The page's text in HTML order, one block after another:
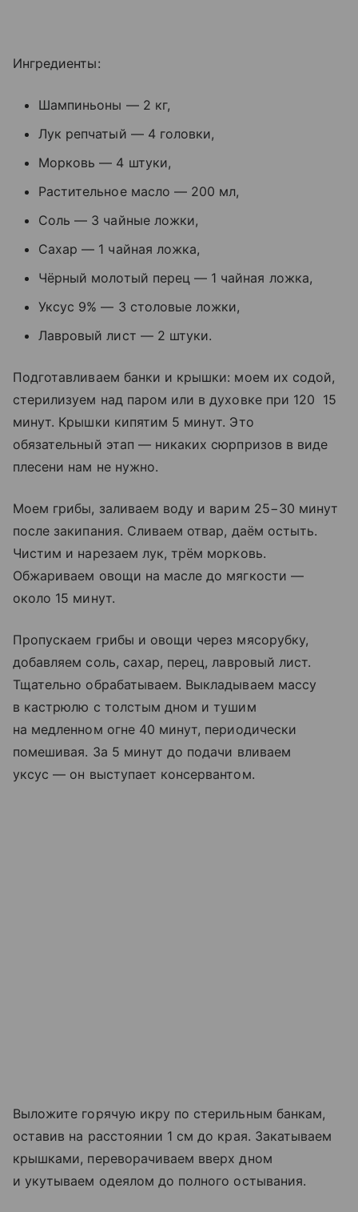
Ингредиенты:
Шампиньоны — 2 кг,
Лук репчатый — 4 головки,
Морковь — 4 штуки,
Растительное масло — 200 мл,
Соль — 3 чайные ложки,
Сахар — 1 чайная ложка,
Чёрный молотый перец — 1 чайная ложка,
Уксус 9% — 3 столовые ложки,
Лавровый лист — 2 штуки.
Подготавливаем банки и крышки: моем их содой,
стерилизуем над паром или в духовке при 120 15
минут. Крышки кипятим 5 минут. Это
обязательный этап — никаких сюрпризов в виде
плесени нам не нужно.
Моем грибы, заливаем воду и варим 25−30 минут
после закипания. Сливаем отвар, даём остыть.
Чистим и нарезаем лук, трём морковь.
Обжариваем овощи на масле до мягкости —
около 15 минут.
Пропускаем грибы и овощи через мясорубку,
добавляем соль, сахар, перец, лавровый лист.
Тщательно обрабатываем. Выкладываем массу
в кастрюлю с толстым дном и тушим
на медленном огне 40 минут, периодически
помешивая. За 5 минут до подачи вливаем
уксус — он выступает консервантом.
Выложите горячую икру по стерильным банкам,
оставив на расстоянии 1 см до края. Закатываем
крышками, переворачиваем вверх дном
и укутываем одеялом до полного остывания.